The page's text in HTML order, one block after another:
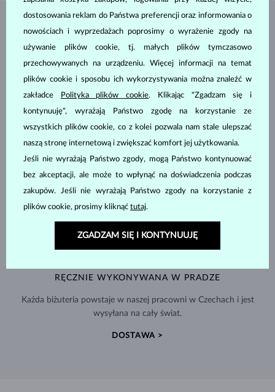
BIŻUTERIA ZATELIER KLENOTA
RĘCZNIE WYKONYWANA W PRADZE
Każda biżuteria powstaje w naszej pracowni w Czechach i jest
wysyłana na cały świat.
DOSTAWA >
dostosowania reklam do Państwa preferencji oraz informowania o
nowościach i wyprzedażach poprosimy o wyrażenie zgody na
używanie plików cookie, tj. małych plików tymczasowo
przechowywanych na urządzeniu. Więcej informacji na temat
plików cookie i sposobu ich wykorzystywania można znaleźć w
zakładce
Polityka plików cookie. Klikając "Zgadzam się i
kontynuuję", wyrażają Państwo zgodę na korzystanie ze
wszystkich plików cookie, co z kolei pozwala nam stale ulepszać
naszą stronę internetową i zwiększać komfort jej użytkowania.
Jeśli nie wyrażają Państwo zgody, mogą Państwo kontynuować
bez akceptacji, ale może to wpłynąć na doświadczenia podczas
zakupów. Jeśli nie wyrażają Państwo zgody na korzystanie z
plików cookie, prosimy kliknąć tutaj.
ZGADZAM SIĘ I KONTYNUUJĘ